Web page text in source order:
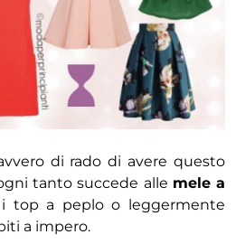
di rado di avere questo
tanto succede alle mele a
i top a peplo o leggermente
a impero.